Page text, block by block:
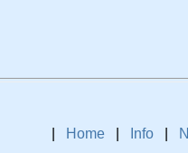
Home Info